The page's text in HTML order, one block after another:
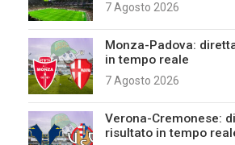
7 Agosto 2026
Monza-Padova:
in tempo reale
7 Agosto 2026
Verona-Cremonese:
risultato in tempo